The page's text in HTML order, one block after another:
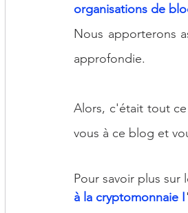
organisations de
Nous apporterons
approfondie.
Alors, c'était tout
vous à ce blog et
Pour savoir plus
à la cryptomonnaie I